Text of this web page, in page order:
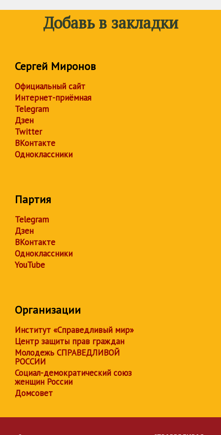
Добавь в закладки
Сергей Миронов
Официальный сайт
Интернет-приёмная
Telegram
Дзен
Twitter
ВКонтакте
Одноклассники
Партия
Telegram
Дзен
ВКонтакте
Одноклассники
YouTube
Организации
Институт «Справедливый мир»
Центр защиты прав граждан
Молодежь СПРАВЕДЛИВОЙ
РОССИИ
Социал-демократический союз
женщин России
Домсовет